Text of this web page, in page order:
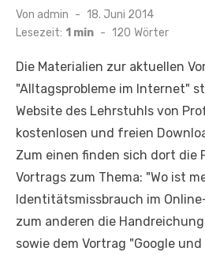
Von admin
Veröffentlicht
am
18. Juni 2014
Lesezeit: 1 min - 120 Wörter
Die Materialien zur aktuellen
"Alltagsprobleme im Internet"
Website des Lehrstuhls von
kostenlosen und freien
Zum einen finden sich dort die
Vortrags zum Thema: "Wo ist
Identitätsmissbrauch im
zum anderen die
sowie dem Vortrag "Google